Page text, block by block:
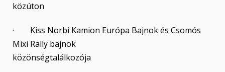
közúton
· Kiss Norbi Kamion Európa Bajnok és Csomós
Mixi Rally bajnok
közönségtalálkozója